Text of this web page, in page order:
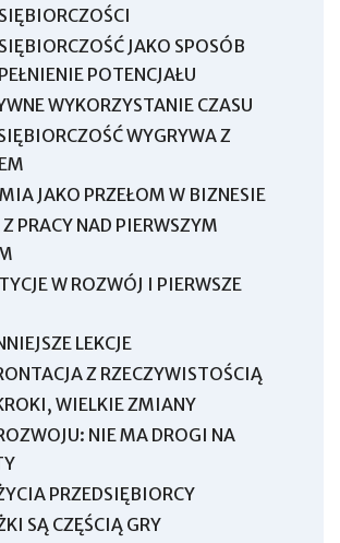
JAKO SPOSÓB
POTENCJAŁU
WYKORZYSTANIE CZASU
WYGRYWA Z
JAKO PRZEŁOM W BIZNESIE
Z PRACY NAD PIERWSZYM
W ROZWÓJ I PIERWSZE
LEKCJE
Z RZECZYWISTOŚCIĄ
WIELKIE ZMIANY
NIE MA DROGI NA
PRZEDSIĘBIORCY
SĄ CZĘŚCIĄ GRY